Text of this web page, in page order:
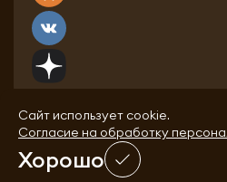
Сайт использует cookie.
Согласие на обработку
Хорошо